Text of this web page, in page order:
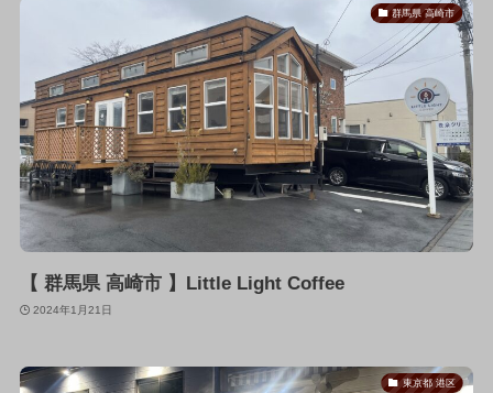
群馬県 高崎市
【 群馬県 高崎市 】Little Light Coffee
2024年1月21日
東京都 港区